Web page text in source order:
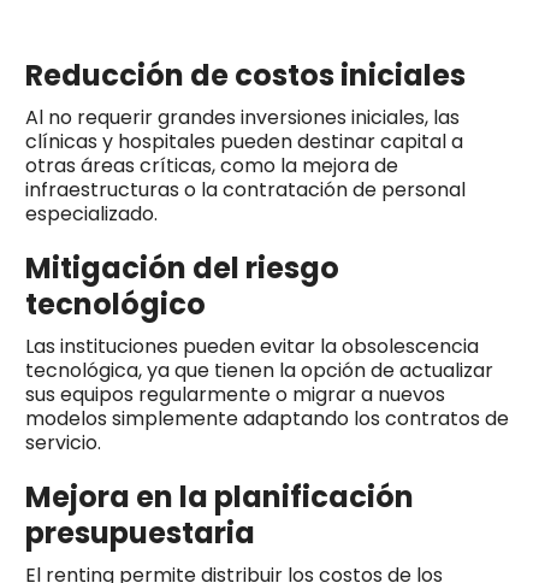
Reducción de costos iniciales
Al no requerir grandes inversiones iniciales, las
clínicas y hospitales pueden destinar capital a
otras áreas críticas, como la mejora de
infraestructuras o la contratación de personal
especializado.
Mitigación del riesgo
tecnológico
Las instituciones pueden evitar la obsolescencia
tecnológica, ya que tienen la opción de actualizar
sus equipos regularmente o migrar a nuevos
modelos simplemente adaptando los contratos de
servicio.
Mejora en la planificación
presupuestaria
El renting permite distribuir los costos de los